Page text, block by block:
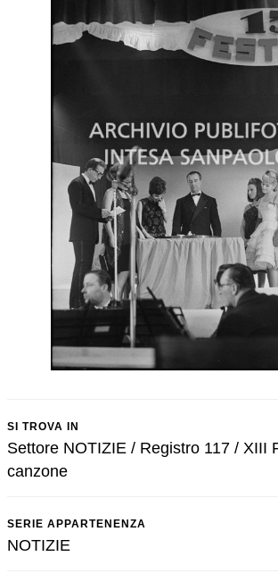
SI TROVA IN
Settore NOTIZIE / Registro 117 / XIII
canzone
SERIE APPARTENENZA
NOTIZIE